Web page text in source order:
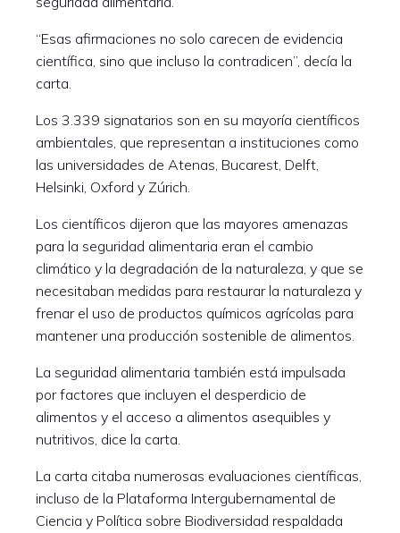
“Esas afirmaciones no solo carecen de evidencia
científica, sino que incluso la contradicen”, decía la
carta.
Los 3.339 signatarios son en su mayoría científicos
ambientales, que representan a instituciones como
las universidades de Atenas, Bucarest, Delft,
Helsinki, Oxford y Zúrich.
Los científicos dijeron que las mayores amenazas
para la seguridad alimentaria eran el cambio
climático y la degradación de la naturaleza, y que se
necesitaban medidas para restaurar la naturaleza y
frenar el uso de productos químicos agrícolas para
mantener una producción sostenible de alimentos.
La seguridad alimentaria también está impulsada
por factores que incluyen el desperdicio de
alimentos y el acceso a alimentos asequibles y
nutritivos, dice la carta.
La carta citaba numerosas evaluaciones científicas,
incluso de la Plataforma Intergubernamental de
Ciencia y Política sobre Biodiversidad respaldada